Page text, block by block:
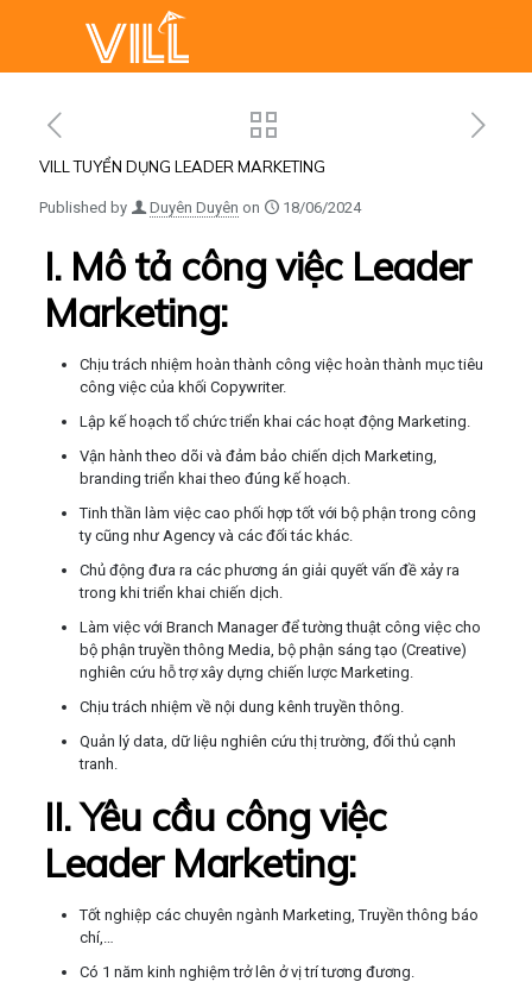
VILL TUYỂN DỤNG LEADER MARKETING
Published by Duyên Duyên on 18/06/2024
I. Mô tả công việc Leader
Marketing:
Chịu trách nhiệm hoàn thành công việc hoàn thành mục tiêu
công việc của khối Copywriter.
Lập kế hoạch tổ chức triển khai các hoạt động Marketing.
Vận hành theo dõi và đảm bảo chiến dịch Marketing,
branding triển khai theo đúng kế hoạch.
Tinh thần làm việc cao phối hợp tốt với bộ phận trong công
ty cũng như Agency và các đối tác khác.
Chủ động đưa ra các phương án giải quyết vấn đề xảy ra
trong khi triển khai chiến dịch.
Làm việc với Branch Manager để tường thuật công việc cho
bộ phận truyền thông Media, bộ phận sáng tạo (Creative)
nghiên cứu hỗ trợ xây dựng chiến lược Marketing.
Chịu trách nhiệm về nội dung kênh truyền thông.
Quản lý data, dữ liệu nghiên cứu thị trường, đối thủ cạnh
tranh.
II. Yêu cầu công việc
Leader Marketing:
Tốt nghiệp các chuyên ngành Marketing, Truyền thông báo
chí,…
Có 1 năm kinh nghiệm trở lên ở vị trí tương đương.